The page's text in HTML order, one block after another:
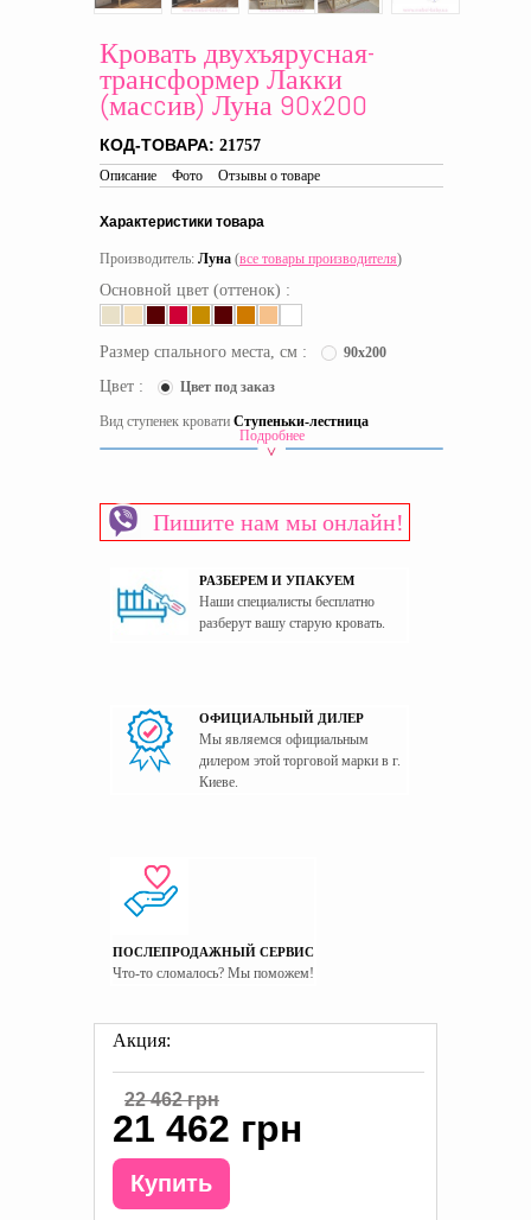
Кровать двухъярусная-
трансформер Лакки
(масcив) Луна 90x200
КОД-ТОВАРА: 21757
Описание Фото Отзывы о товаре
Характеристики товара
Производитель: Луна (все товары производителя)
Основной цвет (оттенок) :
Размер спального места, см : 90x200
Цвет : Цвет под заказ
Вид ступенек кровати Ступеньки-лестница
Срок доставки: 37 рабочих дней
Материал изготовления каркаса Дерево
Модель двухъярусной кровати Высокая
Основание спального места
Подробнее
Пишите нам мы онлайн!
РАЗБЕРЕМ И УПАКУЕМ
Наши специалисты бесплатно
разберут вашу старую кровать.
ОФИЦИАЛЬНЫЙ ДИЛЕР
Мы являемся официальным
дилером этой торговой марки в г.
Киеве.
ПОСЛЕПРОДАЖНЫЙ СЕРВИС
Что-то сломалось? Мы поможем!
Акция:
22 462 грн
21 462 грн
Купить